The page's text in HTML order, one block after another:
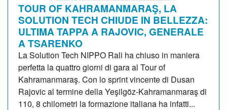
TOUR OF KAHRAMANMARAŞ, LA
SOLUTION TECH CHIUDE IN BELLEZZA:
ULTIMA TAPPA A RAJOVIC, GENERALE
A TSARENKO
La Solution Tech NIPPO Rali ha chiuso in maniera
perfetta la quattro giorni di gara al Tour of
Kahramanmaraş. Con lo sprint vincente di Dusan
Rajovic al termine della Yeşilgöz-Kahramanmaraş di
110, 8 chilometri la formazione italiana ha infatti...